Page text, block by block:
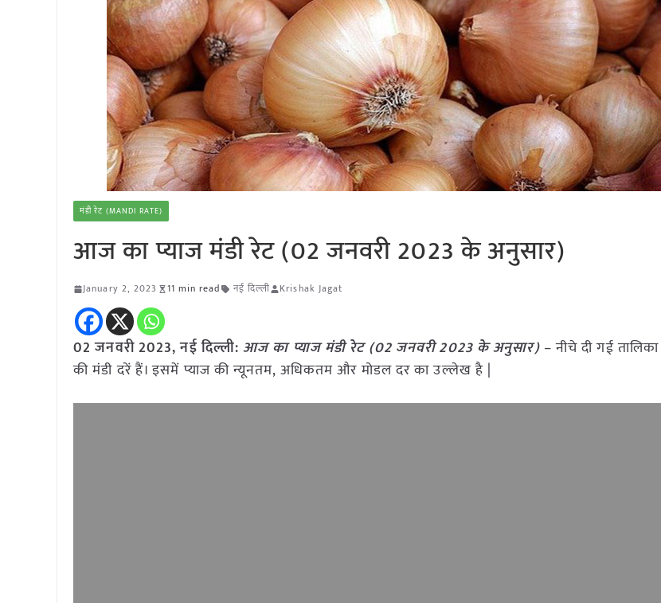
मंडी रेट (MANDI RATE)
आज का प्याज मंडी रेट (02 जनवरी 2023 के अनुसार)
January 2, 2023 11 min read नई दिल्ली Krishak Jagat
02 जनवरी 2023, नई दिल्ली: आज का प्याज मंडी रेट (02 जनवरी 2023 के अनुसार)– नीचे दी गई
की मंडी दरें हैं। इसमें प्याज की न्यूनतम, अधिकतम और मोडल दर का उल्लेख है |